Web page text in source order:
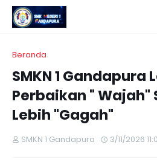
Beranda
SMKN 1 Gandapura
Perbaikan " Wajah"
Lebih "Gagah"
SMKN 1 Gandapura 3/11/2026